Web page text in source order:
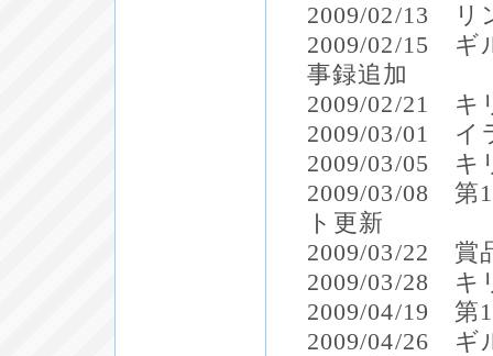
2009/02/13 リ
2009/02/15 ギ
事録追加
2009/02/21 キ
2009/03/01 イ
2009/03/05 キ
2009/03/08 第
ト更新
2009/03/22 賞
2009/03/28 キ
2009/04/19 第
2009/04/26 ギ